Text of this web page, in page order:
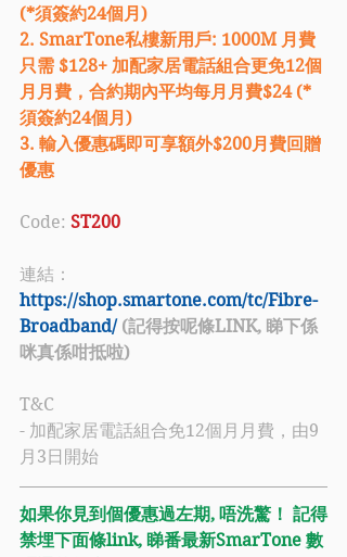
(*須簽約24個月)
2. SmarTone私樓新用戶: 1000M 月費
只需 $128+ 加配家居電話組合更免12個
月月費，合約期內平均每月月費$24 (*
須簽約24個月)
3. 輸入優惠碼即可享額外$200月費回贈
優惠
Code: ST200
連結：
https://shop.smartone.com/tc/Fibre-
Broadband/ (記得按呢條LINK, 睇下係
咪真係咁抵啦)
T&C
- 加配家居電話組合免12個月月費，由9
月3日開始
如果你見到個優惠過左期, 唔洗驚！ 記得
禁埋下面條link, 睇番最新SmarTone 數